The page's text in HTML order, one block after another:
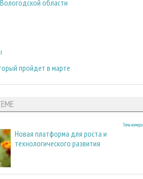
области
пройдет в марте
Тема номера
Новая платформа для роста и
технологического развития